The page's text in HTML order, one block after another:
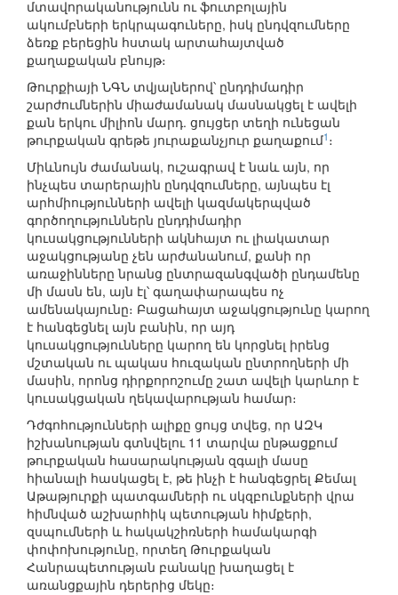
մտավորականությունն ու ֆուտբոլային
ակումբների երկրպագուները, իսկ ընդվզումները
ձեռք բերեցին հստակ արտահայտված
քաղաքական բնույթ։
Թուրքիայի ՆԳՆ տվյալներով՝ ընդդիմադիր
շարժումներին միաժամանակ մասնակցել է ավելի
քան երկու միլիոն մարդ. ցույցեր տեղի ունեցան
թուրքական գրեթե յուրաքանչյուր քաղաքում1 ։
Միևնույն ժամանակ, ուշագրավ է նաև այն, որ
ինչպես տարերային ընդվզումները, այնպես էլ
արհմիությունների ավելի կազմակերպված
գործողություններն ընդդիմադիր
կուսակցությունների ակնհայտ ու լիակատար
աջակցությանը չեն արժանանում, քանի որ
առաջինները նրանց ընտրազանգվածի ընդամենը
մի մասն են, այն էլ՝ գաղափարապես ոչ
ամենակայունը։ Բացահայտ աջակցությունը կարող
է հանգեցնել այն բանին, որ այդ
կուսակցությունները կարող են կորցնել իրենց
մշտական ու պակաս հուզական ընտրողների մի
մասին, որոնց դիրքորոշումը շատ ավելի կարևոր է
կուսակցական ղեկավարության համար։
Դժգոհությունների ալիքը ցույց տվեց, որ ԱԶԿ
իշխանության գտնվելու 11 տարվա ընթացքում
թուրքական հասարակության զգալի մասը
հիանալի հասկացել է, թե ինչի է հանգեցրել Քեմալ
Աթաթյուրքի պատգամների ու սկզբունքների վրա
հիմնված աշխարհիկ պետության հիմքերի,
զսպումների և հակակշիռների համակարգի
փոփոխությունը, որտեղ Թուրքական
Հանրապետության բանակը խաղացել է
առանցքային դերերից մեկը։